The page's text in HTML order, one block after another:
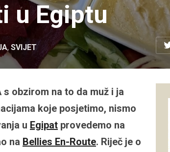
u Egiptu
, SVIJET
obzirom na to da muž i ja
koje posjetimo, nismo
u Egipat provedemo na
na Bellies En-Route. Riječ je o